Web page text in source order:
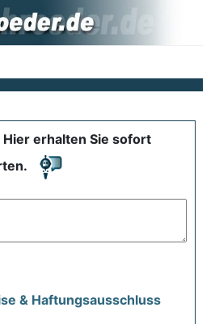
Hier erhalten Sie sofort
& Haftungsausschluss